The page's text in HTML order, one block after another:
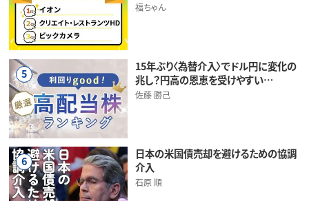
福ちゃん
5
15年ぶり〈為替介入〉でドル円に変化の
兆し？円高の恩恵を受けやすい…
佐藤 勝己
6
日本の米国債売却を避けるための協調
介入
石原 順